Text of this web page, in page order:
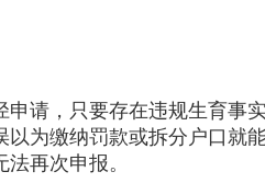
申请，只要存在违规生育
为缴纳罚款或拆分户口就
再次申报。